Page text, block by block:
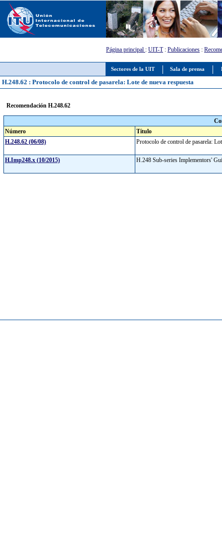
Sectores de la UIT Sala de prensa
Página principal : UIT-T: Publicaciones :
H.248.62 : Protocolo de control de pasarela: Lote de nueva respuesta
Recomendación H.248.62
Número
Título
H.248.62 (06/08)
Protocolo de control de pasarela:
H.Imp248.x (10/2015) H.248 Sub-series Implementors'